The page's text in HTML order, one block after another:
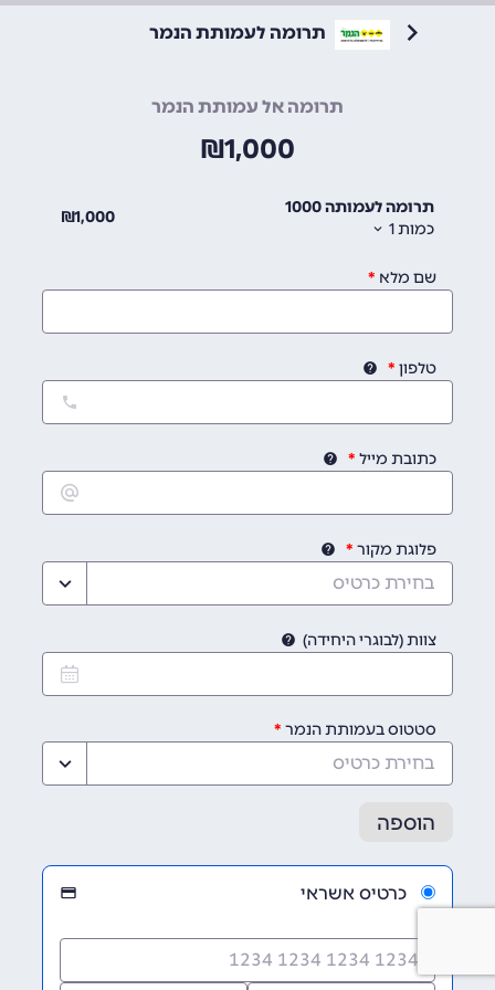
תרומה לעמותת הנמר
תרומה אל עמותת הנמר
1,000
₪
תרומה לעמותה 1000
כמות1
1,000
₪
שם מלא
טלפון
כתובת מייל
פלוגת מקור
בחירת כרטיס
צוות (לבוגרי היחידה)
סטטוס בעמותת הנמר
בחירת כרטיס
הוספה
כרטיס אשראי